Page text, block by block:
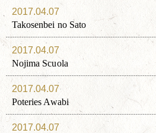
2017.04.07
Takosenbei no Sato
2017.04.07
Nojima Scuola
2017.04.07
Poteries Awabi
2017.04.07